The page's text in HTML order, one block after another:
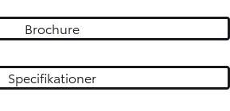
Brochure
Specifikationer